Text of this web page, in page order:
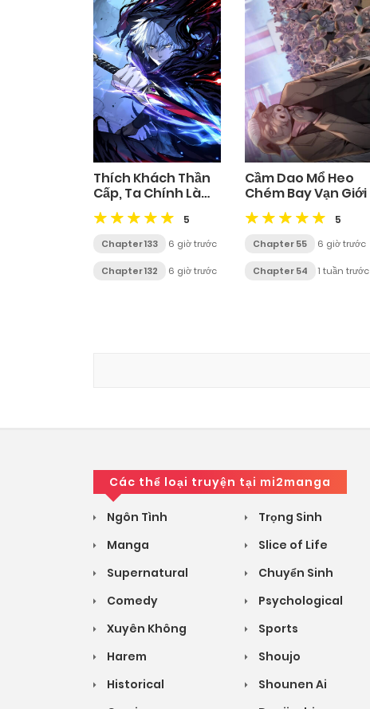
Thích Khách Thần
Cấp, Ta Chính Là
Bóng Đêm
5
Chapter 133 6 giờ trước
Chapter 132 6 giờ trước
Cầm Dao Mổ Heo
Chém Bay Vạn Giới
5
Chapter 55 6 giờ trước
Chapter 54 1 tuần trước
Các thể loại truyện tại mi2manga
Ngôn Tình Trọng Sinh
Manga
Slice of Life
Supernatural
Chuyển Sinh
Comedy
Psychological
Xuyên Không
Sports
Harem
Shoujo
Historical
Shounen Ai